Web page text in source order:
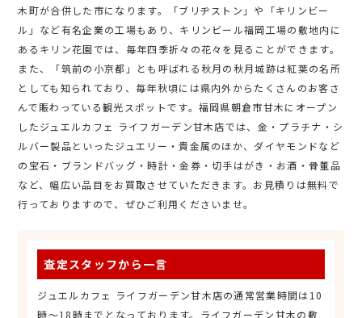
木町が合併した市になります。「ブリヂストン」や「キリンビー
ル」など有名企業の工場もあり、キリンビール福岡工場の敷地内に
あるキリン花園では、毎年四季折々の花々を見ることができます。
また、「筑前の小京都」とも呼ばれる秋月の秋月城跡は紅葉の名所
としても知られており、毎年秋頃には県内外からたくさんのお客さ
んで賑わっている観光スポットです。福岡県朝倉市甘木にオープン
したジュエルカフェ ライフガーデン甘木店では、金・プラチナ・シ
ルバー製品といったジュエリー・貴金属のほか、ダイヤモンドなど
の宝石・ブランドバッグ・時計・金券・切手はがき・お酒・骨董品
など、幅広い品目をお買取させていただきます。お見積りは無料で
行っておりますので、ぜひご利用くださいませ。
査定スタッフから一言
ジュエルカフェ ライフガーデン甘木店の通常営業時間は10
時～18時までとなっております。ライフガーデン甘木の敷